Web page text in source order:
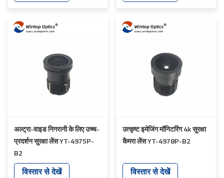
अल्ट्रा-वाइड निगरानी के लिए उच्च-
प्रदर्शन सुरक्षा लेंस YT-4975P-
B2
विस्तार से देखें
उत्कृष्ट इमेजिंग मॉनिटरिंग 4k सुरक्षा
कैमरा लेंस YT-4978P-B2
विस्तार से देखें